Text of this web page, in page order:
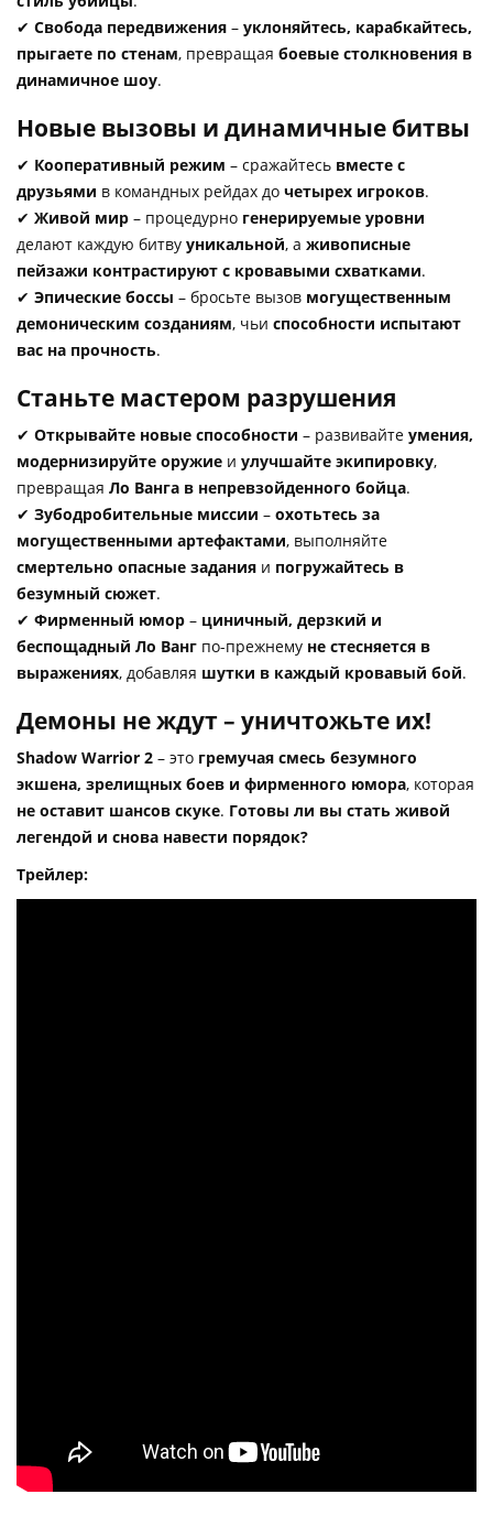
✔ Свобода передвижения – уклоняйтесь, карабкайтесь,
прыгаете по стенам, превращая боевые столкновения в
динамичное шоу.
Новые вызовы и динамичные битвы
✔ Кооперативный режим – сражайтесь вместе с
друзьями в командных рейдах до четырех игроков.
✔ Живой мир – процедурно генерируемые уровни
делают каждую битву уникальной, а живописные
пейзажи контрастируют с кровавыми схватками.
✔ Эпические боссы – бросьте вызов могущественным
демоническим созданиям, чьи способности испытают
вас на прочность.
Станьте мастером разрушения
✔ Открывайте новые способности – развивайте умения,
модернизируйте оружие и улучшайте экипировку,
превращая Ло Ванга в непревзойденного бойца.
✔ Зубодробительные миссии – охотьтесь за
могущественными артефактами, выполняйте
смертельно опасные задания и погружайтесь в
безумный сюжет.
✔ Фирменный юмор – циничный, дерзкий и
беспощадный Ло Ванг по-прежнему не стесняется в
выражениях, добавляя шутки в каждый кровавый бой.
Демоны не ждут – уничтожьте их!
Shadow Warrior 2 – это гремучая смесь безумного
экшена, зрелищных боев и фирменного юмора, которая
не оставит шансов скуке. Готовы ли вы стать живой
легендой и снова навести порядок?
Трейлер: